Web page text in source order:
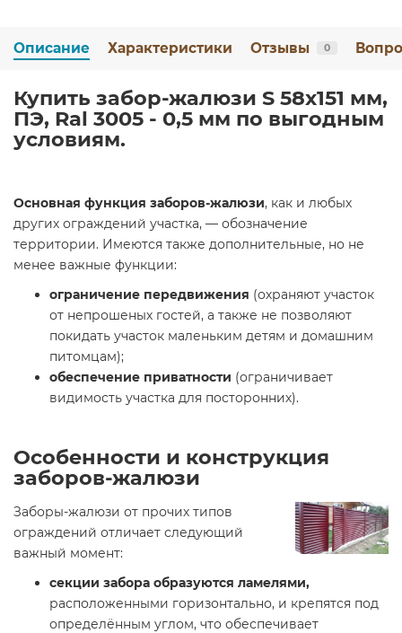
Описание Характеристики Отзывы 0
Купить забор-жалюзи S 58х151 мм,
ПЭ, Ral 3005 - 0,5 мм по выгодным
условиям.
Основная функция заборов-жалюзи, как и любых
других ограждений участка, — обозначение
территории. Имеются также дополнительные, но не
менее важные функции:
ограничение передвижения (охраняют участок
от непрошеных гостей, а также не позволяют
покидать участок маленьким детям и домашним
питомцам);
обеспечение приватности (ограничивает
видимость участка для посторонних).
Особенности и конструкция
заборов-жалюзи
Заборы-жалюзи от прочих типов
ограждений отличает следующий
важный момент:
секции забора образуются ламелями,
расположенными горизонтально, и крепятся под
определённым углом, что обеспечивает